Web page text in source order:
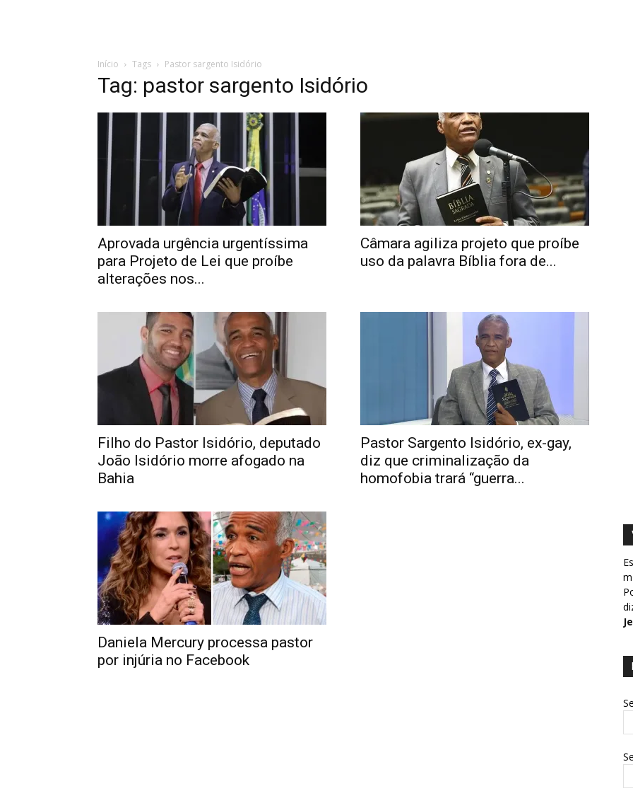
Início Tags Pastor sargento Isidório
Tag: pastor sargento Isidório
Aprovada urgência urgentíssima
para Projeto de Lei que proíbe
alterações nos...
Câmara agiliza projeto que proíbe
uso da palavra Bíblia fora de...
Filho do Pastor Isidório, deputado
João Isidório morre afogado na
Bahia
Pastor Sargento Isidório, ex-gay,
diz que criminalização da
homofobia trará “guerra...
Daniela Mercury processa pastor
por injúria no Facebook